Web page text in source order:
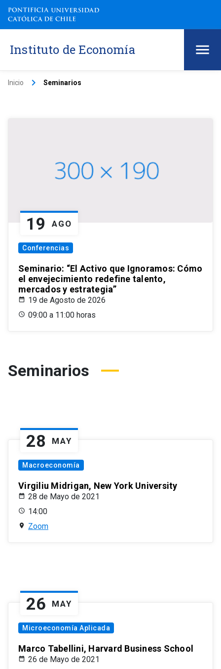
Instituto de Economía
Inicio keyboard_arrow_right Seminarios
19 AGO
Conferencias
Seminario: “El Activo que Ignoramos: Cómo
el envejecimiento redefine talento,
mercados y estrategia”
19 de Agosto de 2026
09:00 a 11:00 horas
Seminarios
28 MAY
Macroeconomía
Virgiliu Midrigan, New York University
28 de Mayo de 2021
14:00
Zoom
26 MAY
Microeconomía Aplicada
Marco Tabellini, Harvard Business School
26 de Mayo de 2021